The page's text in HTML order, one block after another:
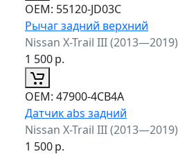
ОЕМ: 55120-JD03C
Рычаг задний верхний
Nissan X-Trail III (2013—2019)
1 500р.
ОЕМ: 47900-4CB4A
Датчик abs задний
Nissan X-Trail III (2013—2019)
1 500р.